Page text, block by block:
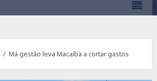
/ Má gestão leva Macaíba a cortar gastos